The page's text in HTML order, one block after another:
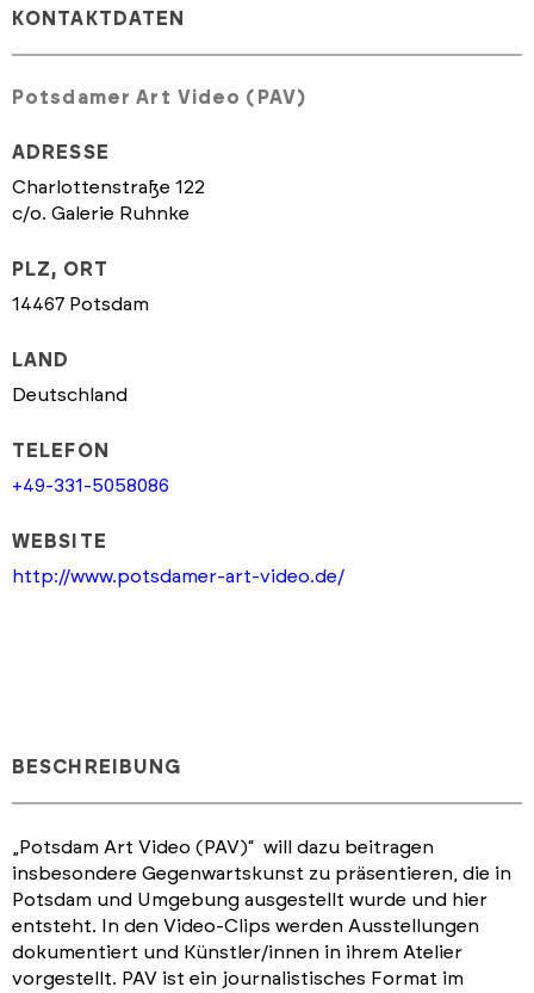
KONTAKTDATEN
Potsdamer Art Video (PAV)
ADRESSE
Charlottenstraße 122
c/o. Galerie Ruhnke
PLZ, ORT
14467 Potsdam
LAND
Deutschland
TELEFON
+49-331-5058086
WEBSITE
http://www.potsdamer-art-video.de/
BESCHREIBUNG
„Potsdam Art Video (PAV)“ will dazu beitragen
insbesondere Gegenwartskunst zu präsentieren, die in
Potsdam und Umgebung ausgestellt wurde und hier
entsteht. In den Video-Clips werden Ausstellungen
dokumentiert und Künstler/innen in ihrem Atelier
vorgestellt. PAV ist ein journalistisches Format im